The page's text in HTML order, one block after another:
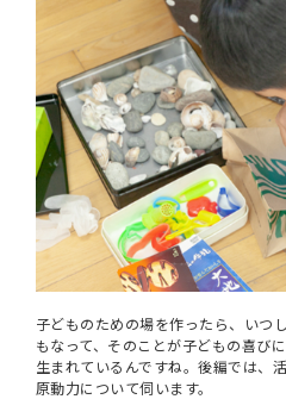
子どものための場を作ったら、いつ
もなって、そのことが子どもの喜び
生まれているんですね。後編では、
原動力について伺います。